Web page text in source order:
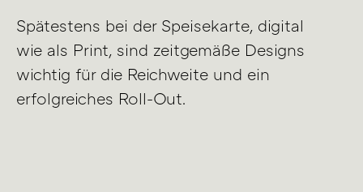
Spätestens bei der Speisekarte, digital
wie als Print, sind zeitgemäße Designs
wichtig für die Reichweite und ein
erfolgreiches Roll-Out.